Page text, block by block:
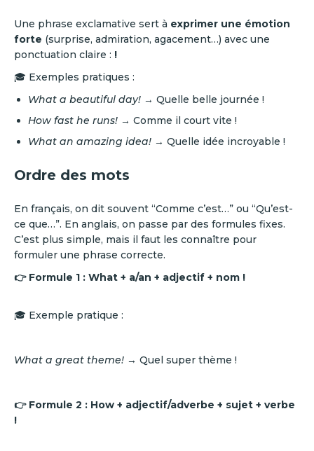
Une phrase exclamative sert à exprimer une émotion
forte (surprise, admiration, agacement…) avec une
ponctuation claire : !
🎓 Exemples pratiques :
What a beautiful day! → Quelle belle journée !
How fast he runs! → Comme il court vite !
What an amazing idea! → Quelle idée incroyable !
Ordre des mots
En français, on dit souvent “Comme c’est…” ou “Qu’est-
ce que…”. En anglais, on passe par des formules fixes.
C’est plus simple, mais il faut les connaître pour
formuler une phrase correcte.
👉 Formule 1 : What + a/an + adjectif + nom !
🎓 Exemple pratique :
What a great theme! → Quel super thème !
👉 Formule 2 : How + adjectif/adverbe + sujet + verbe
!